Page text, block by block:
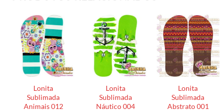
Lonita
Sublimada
Animais 012
Lonita
Sublimada
Náutico 004
Lonita
Sublimada
Abstrato 001